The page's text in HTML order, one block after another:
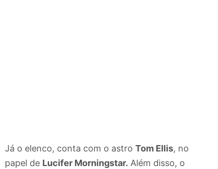
Já o elenco, conta com o astro Tom Ellis, no
papel de Lucifer Morningstar. Além disso, o